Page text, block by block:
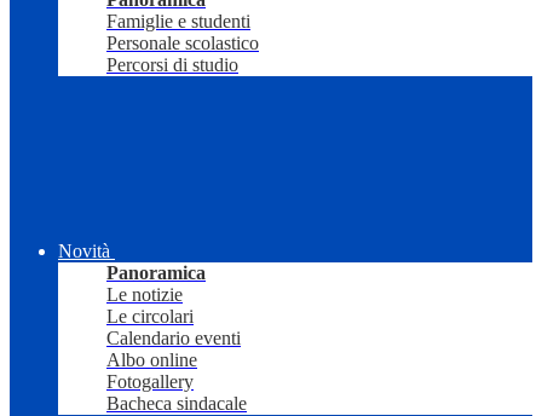
Famiglie e studenti
Personale scolastico
Percorsi di studio
Novità
Panoramica
Le notizie
Le circolari
Calendario eventi
Albo online
Fotogallery
Bacheca sindacale